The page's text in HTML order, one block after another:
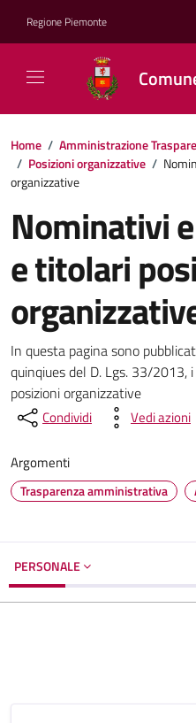
Regione Piemonte
Home / Amministrazione
/ Posizioni organizzative /
organizzative
Nominativi
e titolari
In questa pagina sono
quinqiues del D. Lgs. 33/2013,
posizioni organizzative
Condividi Vedi azioni
Argomenti
Trasparenza amministrativa
PERSONALE